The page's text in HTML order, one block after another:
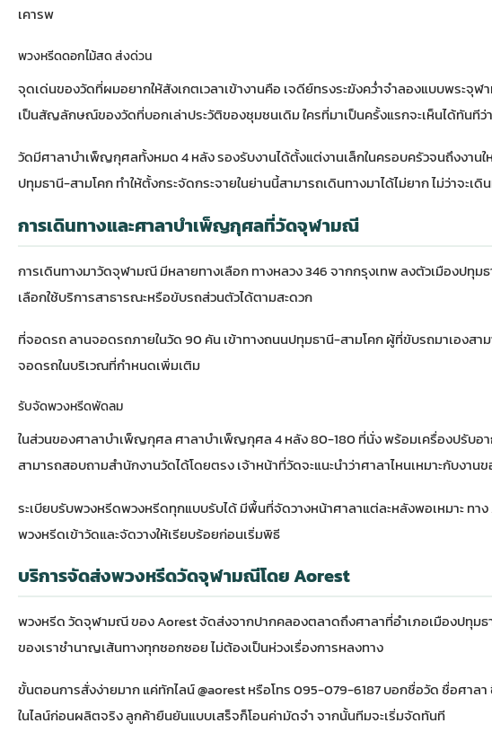
เคารพ
พวงหรีดดอกไม้สด ส่งด่วน
จุดเด่นของวัดที่ผมอยากให้สังเกตเวลาเข้างานคือ เจดีย์ทรงระฆังคว่ำจำลองแบบพระจุ
เป็นสัญลักษณ์ของวัดที่บอกเล่าประวัติของชุมชนเดิม ใครที่มาเป็นครั้งแรกจะเห็นได้ทันที
วัดมีศาลาบำเพ็ญกุศลทั้งหมด 4 หลัง รองรับงานได้ตั้งแต่งานเล็กในครอบครัวจนถึงงา
ปทุมธานี-สามโคก ทำให้ตั้งกระจัดกระจายในย่านนี้สามารถเดินทางมาได้ไม่ยาก ไม่ว่าจะเ
การเดินทางและศาลาบำเพ็ญกุศลที่วัดจุฬามณี
การเดินทางมาวัดจุฬามณี มีหลายทางเลือก ทางหลวง 346 จากกรุงเทพ ลงตัวเมืองปทุ
เลือกใช้บริการสาธารณะหรือขับรถส่วนตัวได้ตามสะดวก
ที่จอดรถ ลานจอดรถภายในวัด 90 คัน เข้าทางถนนปทุมธานี-สามโคก ผู้ที่ขับรถมาเองส
จอดรถในบริเวณที่กำหนดเพิ่มเติม
รับจัดพวงหรีดพัดลม
ในส่วนของศาลาบำเพ็ญกุศล ศาลาบำเพ็ญกุศล 4 หลัง 80-180 ที่นั่ง พร้อมเครื่องปรับอ
สามารถสอบถามสำนักงานวัดได้โดยตรง เจ้าหน้าที่วัดจะแนะนำว่าศาลาไหนเหมาะกับงา
ระเบียบรับพวงหรีดพวงหรีดทุกแบบรับได้ มีพื้นที่จัดวางหน้าศาลาแต่ละหลังพอเหมาะ ท
พวงหรีดเข้าวัดและจัดวางให้เรียบร้อยก่อนเริ่มพิธี
บริการจัดส่งพวงหรีดวัดจุฬามณีโดย Aorest
พวงหรีด วัดจุฬามณี ของ Aorest จัดส่งจากปากคลองตลาดถึงศาลาที่อำเภอเมืองปทุมธา
ของเราชำนาญเส้นทางทุกซอกซอย ไม่ต้องเป็นห่วงเรื่องการหลงทาง
ขั้นตอนการสั่งง่ายมาก แค่ทักไลน์ @aorest หรือโทร 095-079-6187 บอกชื่อวัด ชื่อศาล
ในไลน์ก่อนผลิตจริง ลูกค้ายืนยันแบบเสร็จก็โอนค่ามัดจำ จากนั้นทีมจะเริ่มจัดทันที